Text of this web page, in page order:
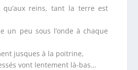
qu’aux reins, tant la terre est
un peu sous l’onde à chaque
jusques à la poitrine,
vont lentement là-bas…